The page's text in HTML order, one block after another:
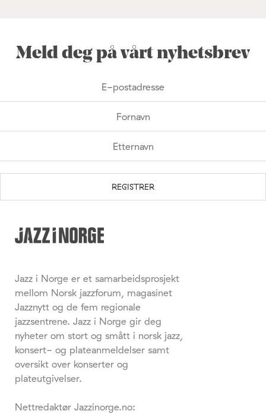
Meld deg på vårt nyhetsbrev
Jazz i Norge er et samarbeidsprosjekt
mellom Norsk jazzforum, magasinet
Jazznytt og de fem regionale
jazzsentrene. Jazz i Norge gir deg
nyheter om stort og smått i norsk jazz,
konsert- og plateanmeldelser samt
oversikt over konserter og
plateutgivelser.
Nettredaktør Jazzinorge.no: